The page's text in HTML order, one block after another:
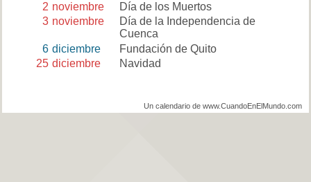
2 noviembre
Día de los Muertos
3 noviembre
Día de la Independencia de
Cuenca
6 diciembre
Fundación de Quito
25 diciembre Navidad
Un calendario de www.CuandoEnElMundo.com